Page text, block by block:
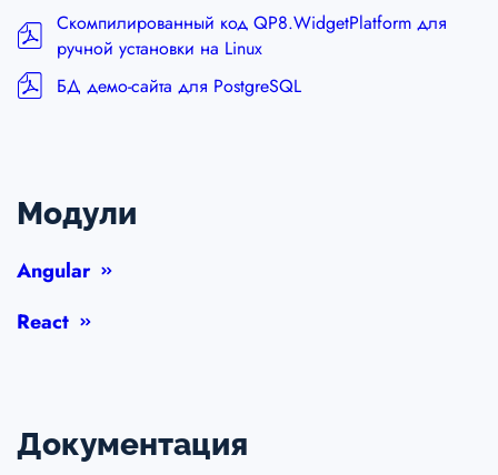
Скомпилированный код QP8.WidgetPlatform для
ручной установки на Linux
БД демо-сайта для PostgreSQL
Модули
Angular
React
Документация